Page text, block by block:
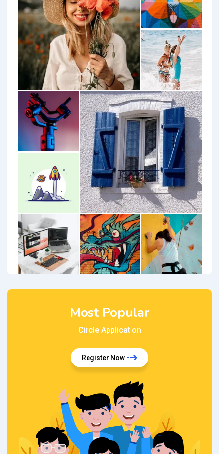
Most Popular
Circle Application
Register Now